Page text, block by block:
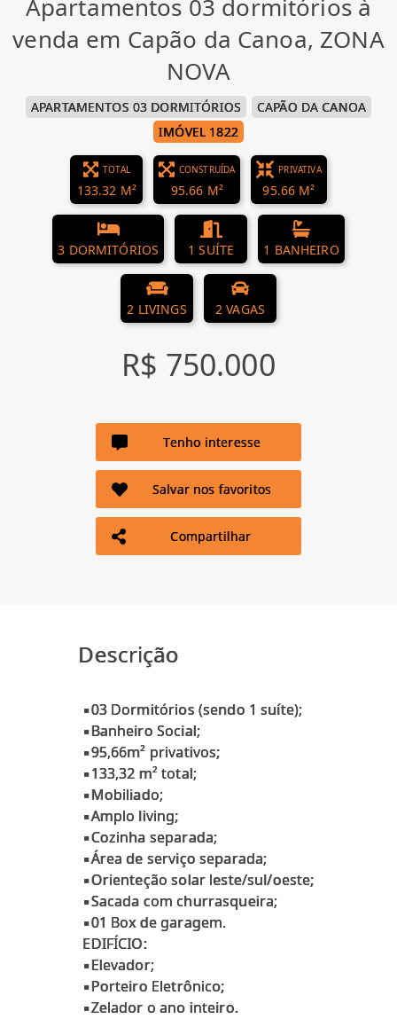
Apartamentos 03 dormitórios à
venda em Capão da Canoa, ZONA
NOVA
APARTAMENTOS 03 DORMITÓRIOS
CAPÃO DA CANOA
IMÓVEL 1822
TOTAL
133.32 M²
CONSTRUÍDA
95.66 M²
PRIVATIVA
95.66 M²
3 DORMITÓRIOS 1 SUÍTE 1 BANHEIRO
2 LIVINGS 2 VAGAS
R$ 750.000
Tenho interesse
Salvar nos favoritos
Compartilhar
Descrição
▪03 Dormitórios (sendo 1 suíte);
▪Banheiro Social;
▪95,66m² privativos;
▪133,32 m² total;
▪Mobiliado;
▪Amplo living;
▪Cozinha separada;
▪Área de serviço separada;
▪Orienteção solar leste/sul/oeste;
▪Sacada com churrasqueira;
▪01 Box de garagem.
EDIFÍCIO:
▪Elevador;
▪Porteiro Eletrônico;
▪Zelador o ano inteiro.